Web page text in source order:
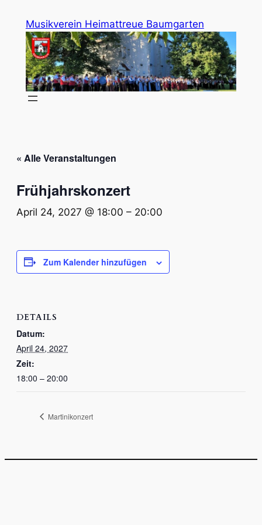
Musikverein Heimattreue Baumgarten
« Alle Veranstaltungen
Frühjahrskonzert
April 24, 2027 @ 18:00 – 20:00
Zum Kalender hinzufügen
DETAILS
Datum:
April 24, 2027
Zeit:
18:00 – 20:00
Martinikonzert